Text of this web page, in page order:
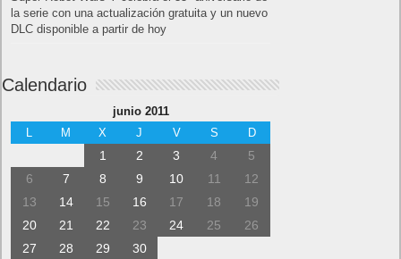
la serie con una actualización gratuita y un nuevo
DLC disponible a partir de hoy
Calendario
junio 2011
L
M X J V S D
1 2 3 4
5
6
7 8 9 10 11
12
13
14 15 16 17 18
19
20
21 22 23 24 25
26
27
28 29 30